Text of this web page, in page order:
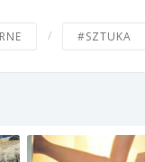
/ #SZTUKA